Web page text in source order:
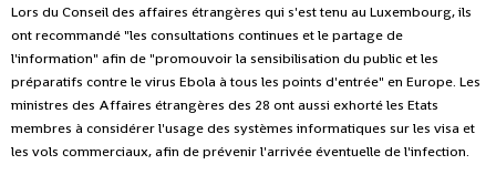
Lors du Conseil des affaires étrangères qui s'est tenu au Luxembourg, ils
ont recommandé "les consultations continues et le partage de
l'information" afin de "promouvoir la sensibilisation du public et les
préparatifs contre le virus Ebola à tous les points d'entrée" en Europe. Les
ministres des Affaires étrangères des 28 ont aussi exhorté les Etats
membres à considérer l'usage des systèmes informatiques sur les visa et
les vols commerciaux, afin de prévenir l'arrivée éventuelle de l'infection.